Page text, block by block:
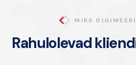
MIKS
Rahulolevad